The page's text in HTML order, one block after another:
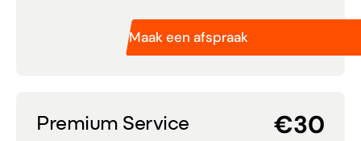
Maak een afspraak
Premium Service €30